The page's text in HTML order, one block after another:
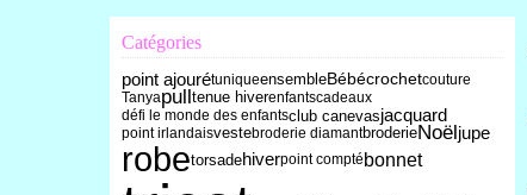
Catégories
point ajourétuniqueensembleBébécrochetcouture
Tanyapulltenue hiverenfantscadeaux
défi le monde des enfantsclub canevasjacquard
point irlandaisvestebroderie diamantbroderieNoëljupe
robetorsadehiverpoint comptébonnet